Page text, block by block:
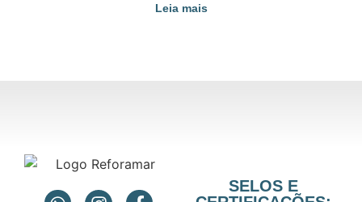
Leia mais
SELOS E